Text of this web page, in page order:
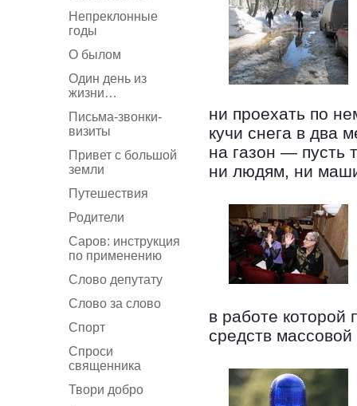
Непреклонные
годы
О былом
Один день из
жизни…
Письма-звонки-
визиты
Привет с большой
земли
Путешествия
Родители
Саров: инструкция
по применению
Слово депутату
Слово за слово
Спорт
Спроси
священника
Твори добро
ни проехать по
кучи снега в два
на газон — пусть
ни людям, ни
в работе которой
средств